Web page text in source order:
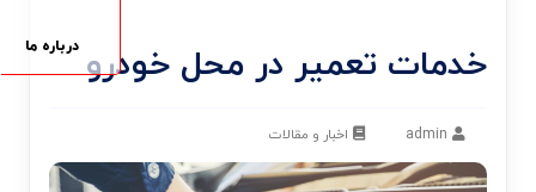
درباره ما خدمات تعمیر در محل خودرو
اخبار و مقالات